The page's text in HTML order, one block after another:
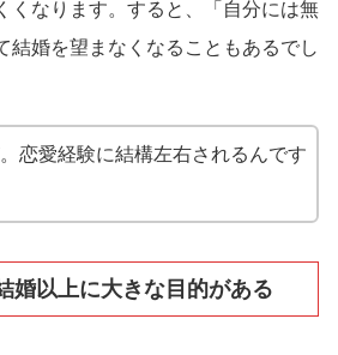
くなります。すると、「自分には無
結婚を望まなくなることもあるでし
恋愛経験に結構左右されるんです
婚以上に大きな目的がある